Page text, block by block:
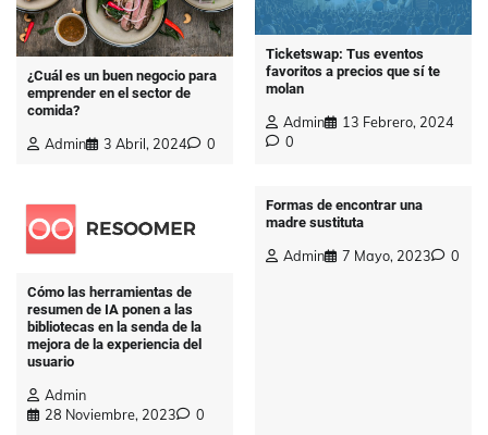
¿Cuál es un buen negocio para
emprender en el sector de
comida?
Admin 3 Abril, 2024 0
Ticketswap: Tus eventos
favoritos a precios que sí te
molan
Admin
13 Febrero, 2024
0
Cómo las herramientas de
resumen de IA ponen a las
bibliotecas en la senda de la
mejora de la experiencia del
usuario
Admin
28 Noviembre, 2023
0
Formas de encontrar una
madre sustituta
Admin 7 Mayo, 2023 0